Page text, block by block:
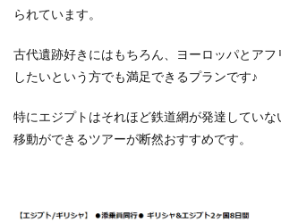
られています。
古代遺跡好きにはもちろん、ヨーロッパとアフ
したいという方でも満足できるプランです♪
特にエジプトはそれほど鉄道網が発達してい
移動ができるツアーが断然おすすめです。